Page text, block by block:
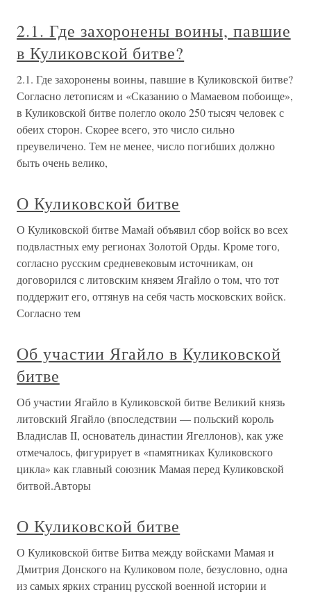
2.1. Где захоронены воины, павшие
в Куликовской битве?
2.1. Где захоронены воины, павшие в Куликовской битве?
Согласно летописям и «Сказанию о Мамаевом побоище»,
в Куликовской битве полегло около 250 тысяч человек с
обеих сторон. Скорее всего, это число сильно
преувеличено. Тем не менее, число погибших должно
быть очень велико,
О Куликовской битве
О Куликовской битве Мамай объявил сбор войск во всех
подвластных ему регионах Золотой Орды. Кроме того,
согласно русским средневековым источникам, он
договорился с литовским князем Ягайло о том, что тот
поддержит его, оттянув на себя часть московских войск.
Согласно тем
Об участии Ягайло в Куликовской
битве
Об участии Ягайло в Куликовской битве Великий князь
литовский Ягайло (впоследствии — польский король
Владислав II, основатель династии Ягеллонов), как уже
отмечалось, фигурирует в «памятниках Куликовского
цикла» как главный союзник Мамая перед Куликовской
битвой.Авторы
О Куликовской битве
О Куликовской битве Битва между войсками Мамая и
Дмитрия Донского на Куликовом поле, безусловно, одна
из самых ярких страниц русской военной истории и